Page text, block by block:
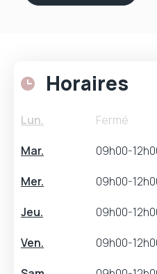
Horaires
Lun.
Fermé
Mar.
09h00-
Mer.
09h00-
Jeu.
09h00-
Ven.
09h00-